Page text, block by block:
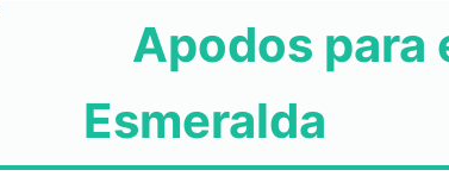
Apodos para
Esmeralda